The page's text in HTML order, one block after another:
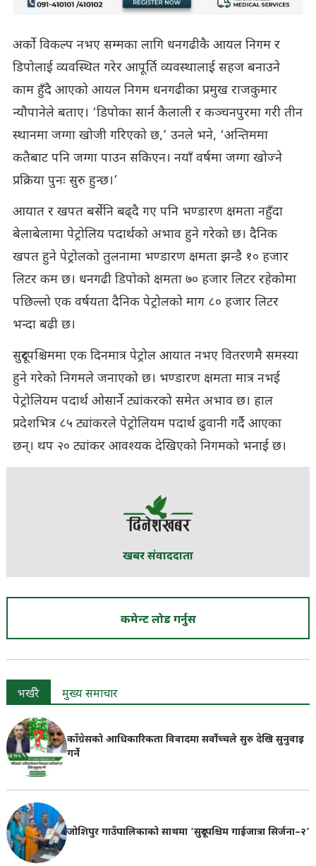
अर्को विकल्प नभए सम्मका लागि धनगढीकै आयल निगम र
डिपोलाई व्यवस्थित गरेर आपूर्ति व्यवस्थालाई सहज बनाउने
काम हुँदै आएको आयल निगम धनगढीका प्रमुख राजकुमार
न्यौपानेले बताए। ‘डिपोका सार्न कैलाली र कञ्चनपुरमा गरी तीन
स्थानमा जग्गा खोजी गरिएको छ,’ उनले भने, ‘अन्तिममा
कतैबाट पनि जग्गा पाउन सकिएन। नयाँ वर्षमा जग्गा खोज्ने
प्रक्रिया पुनः सुरु हुन्छ।’
आयात र खपत बर्सेनि बढ्दै गए पनि भण्डारण क्षमता नहुँदा
बेलाबेलामा पेट्रोलिय पदार्थको अभाव हुने गरेको छ। दैनिक
खपत हुने पेट्रोलको तुलनामा भण्डारण क्षमता झन्डै १० हजार
लिटर कम छ। धनगढी डिपोको क्षमता ७० हजार लिटर रहेकोमा
पछिल्लो एक वर्षयता दैनिक पेट्रोलको माग ८० हजार लिटर
भन्दा बढी छ।
सुदूरपश्चिममा एक दिनमात्र पेट्रोल आयात नभए वितरणमै समस्या
हुने गरेको निगमले जनाएको छ। भण्डारण क्षमता मात्र नभई
पेट्रोलियम पदार्थ ओसार्ने ट्यांकरको समेत अभाव छ। हाल
प्रदेशभित्र ८५ ट्यांकरले पेट्रोलियम पदार्थ ढुवानी गर्दै आएका
छन्। थप २० ट्यांकर आवश्यक देखिएको निगमको भनाई छ।
खबर संवाददाता
कमेन्ट लोड गर्नुस
भर्खरै मुख्य समाचार
काँग्रेसको आधिकारिकता विवादमा सर्वोच्चले सुरु देखि सुनुवाइ
गर्ने
जोशिपुर गाउँपालिकाको साथमा ‘सुदूरपश्चिम गाईजात्रा सिर्जना–२’